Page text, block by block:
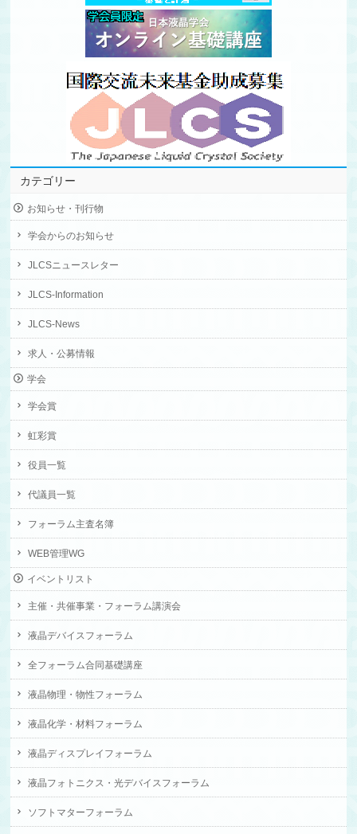
カテゴリー
お知らせ・刊行物
学会からのお知らせ
JLCSニュースレター
JLCS-Information
JLCS-News
求人・公募情報
学会
学会賞
虹彩賞
役員一覧
代議員一覧
フォーラム主査名簿
WEB管理WG
イベントリスト
主催・共催事業・フォーラム講演会
液晶デバイスフォーラム
全フォーラム合同基礎講座
液晶物理・物性フォーラム
液晶化学・材料フォーラム
液晶ディスプレイフォーラム
液晶フォトニクス・光デバイスフォーラム
ソフトマターフォーラム